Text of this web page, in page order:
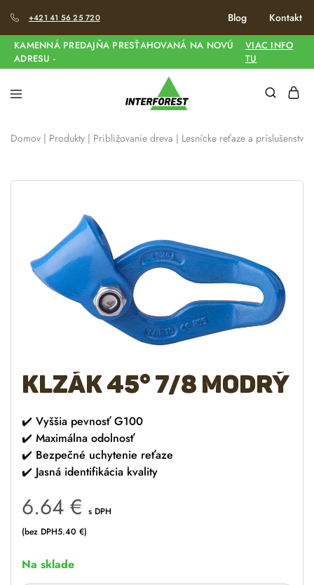
+421 41 56 25 720 Blog Kontakt
KAMENNÁ PREDAJŇA PRESŤAHOVANÁ NA NOVÚ
ADRESU -
VIAC INFO
TU
Domov | Produkty | Približovanie dreva | Lesnícke reťaze a príslušenstvo
Klzák 45° 7/8 modrý
✔️ Vyššia pevnosť G100
✔️ Maximálna odolnosť
✔️ Bezpečné uchytenie reťaze
✔️ Jasná identifikácia kvality
6.64 € s DPH
(bez DPH5.40 €)
Na sklade